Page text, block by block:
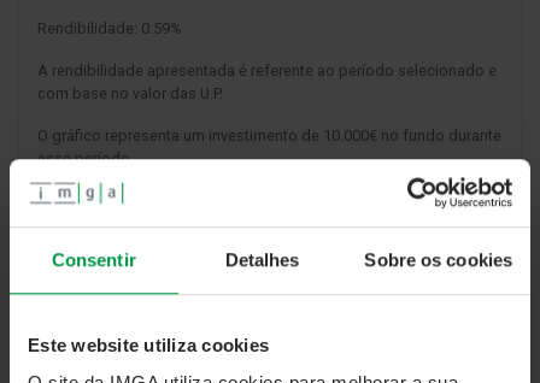
Consentir Detalhes Sobre os cookies
Este website utiliza cookies
Rendibilidade: 0.59%
A rendibilidade apresentada é referente ao período selecionado e
com base no valor das U.P.
O gráfico representa um investimento de 10.000€ no fundo durante
esse período.
As categorias criadas após a data de constituição do fundo
seguem o histórico de desempenho da primeira categoria
OBJETIVOS DE INVESTIMENTO